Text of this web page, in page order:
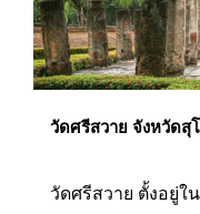
วัดศรีสวาย จังหวัดสุ
วัดศรีสวาย ตั้งอยู่ใ